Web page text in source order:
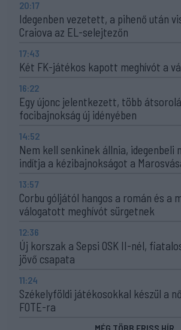
20:17
Idegenben vezetett, a pihenő után
Craiova az EL-selejtezőn
17:43
Két FK-játékos kapott meghívót a
16:22
Egy újonc jelentkezett, több
focibajnokság új idényében
14:52
Nem kell senkinek állnia, idegenbeli
indítja a kézibajnokságot a
13:57
Corbu góljától hangos a román és a
válogatott meghívót sürgetnek
12:36
Új korszak a Sepsi OSK II-nél,
jövő csapata
11:24
Székelyföldi játékosokkal készül a
FOTE-ra